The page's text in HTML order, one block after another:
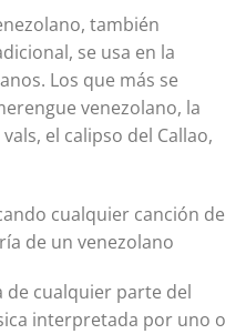
también
se usa en la
Los que más se
venezolano, la
el calipso del Callao,
cualquier canción de
de un venezolano
de cualquier parte del
interpretada por uno o